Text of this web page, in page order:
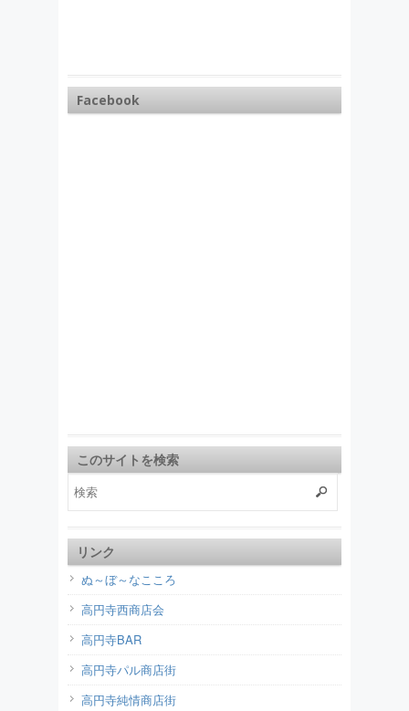
Facebook
このサイトを検索
リンク
ぬ～ぼ～なこころ
高円寺西商店会
高円寺BAR
高円寺パル商店街
高円寺純情商店街